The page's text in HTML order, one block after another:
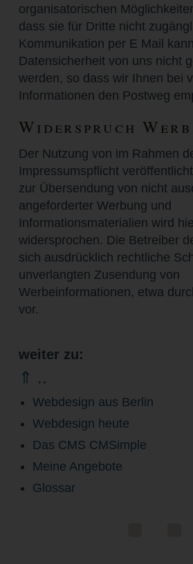
organisatorischen
dass sie für Dritte nicht
Kommunikation per E Mail
Datensicherheit von uns nicht
werden, so dass wir Ihnen bei
Informationen den Postweg
Widerspruch
Der Nutzung von im Rahmen
Impressumspflicht
zur Übersendung von nicht
angeforderter Werbung und
Informationsmaterialien wird
widersprochen. Die Betreiber
sich ausdrücklich rechtliche
unverlangten Zusendung von
Werbeinformationen, etwa
vor.
weiter zu:
⇑ ..
Webdesign aus Berlin
Webdesign heute
Das CMS CMSimple
Meine Angebote
Glossar